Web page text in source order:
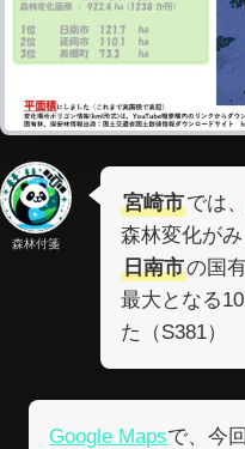
森林付箋
宮崎市では
森林変化がみ
日南市の国
最大となる
た（S381）
Google Mapsで、今